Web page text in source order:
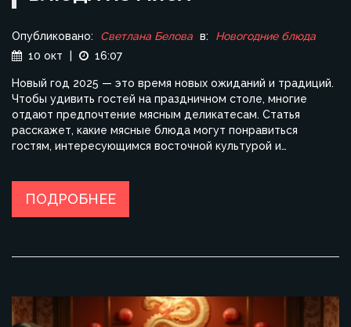
Опубликовано: Светлана Белова в:
Новогодние блюда
10 окт
16:07
Новый год 2025 — это время новых ожиданий и традиций.
Чтобы удивить гостей на праздничном столе, многие
отдают предпочтение мясным деликатесам. Статья
расскажет, какие мясные блюда могут понравиться
гостям, интересующимся восточной культурой и
требовательному гостю.
ПОДРОБНЕЕ